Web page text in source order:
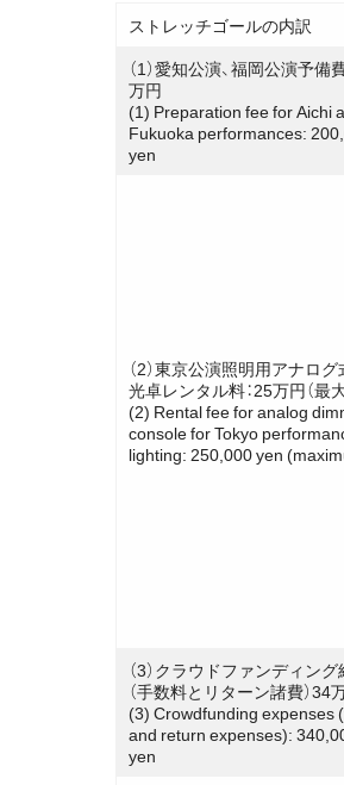
ストレッチゴールの内訳
（1）愛知公演、福岡公演予備
万円
(1) Preparation fee for Aichi
Fukuoka performances:
yen
（2）東京公演照明用アナログ
光卓レンタル料：25万円（最大
(2) Rental fee for analog
console for Tokyo
lighting: 250,000 yen
（3）クラウドファンディン
（手数料とリターン諸費）34
(3) Crowdfunding expenses
and return expenses):
yen